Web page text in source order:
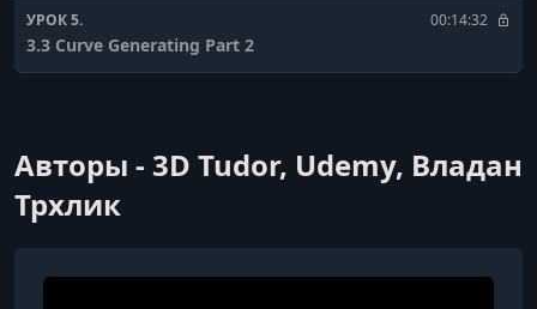
УРОК 5. 00:14:32
3.3 Curve Generating Part 2
УРОК 7. 00:10:51
4.2 Mesh Generating Part 2
Авторы - 3D Tudor, Udemy, Владан
Трхлик